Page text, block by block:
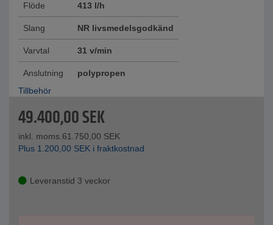
Flöde 413 l/h
Slang NR livsmedelsgodkänd
Varvtal 31 v/min
Anslutning
polypropen
Tillbehör
49.400,00SEK
inkl. moms.61.750,00 SEK
Plus 1.200,00 SEK i fraktkostnad
Leveranstid 3 veckor